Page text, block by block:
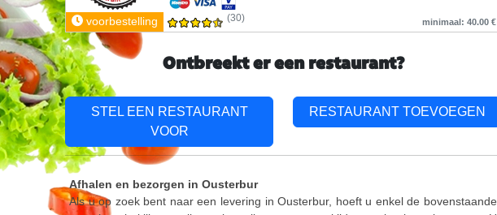
voorbestelling (30) minimaal: 40.00 €
Ontbreekt er een restaurant?
STEL EEN RESTAURANT
VOOR
RESTAURANT TOEVOEGEN
Afhalen en bezorgen in Ousterbur
Als u op zoek bent naar een levering in Ousterbur, hoeft u enkel de bovenstaande